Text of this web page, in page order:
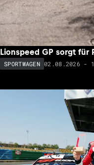
Lionspeed GP sorgt für
SPORTWAGEN 02.08.2026 -